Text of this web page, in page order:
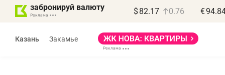
забронируй валюту $ 82.17 0.76 €
Казань Закамье